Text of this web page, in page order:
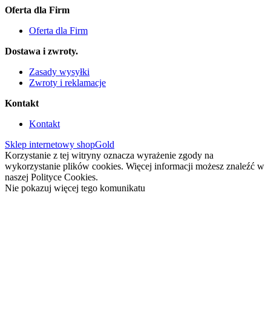
Oferta dla Firm
Oferta dla Firm
Dostawa i zwroty.
Zasady wysyłki
Zwroty i reklamacje
Kontakt
Kontakt
Sklep internetowy shopGold
Korzystanie z tej witryny oznacza wyrażenie zgody na
wykorzystanie plików cookies. Więcej informacji możesz znaleźć w
naszej Polityce Cookies.
Nie pokazuj więcej tego komunikatu